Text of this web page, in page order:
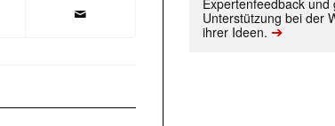
Unterstützung bei der
ihrer Ideen. ➔